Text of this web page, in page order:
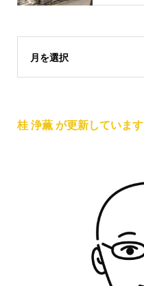
月を選択
桂 浄薫 が更新しています